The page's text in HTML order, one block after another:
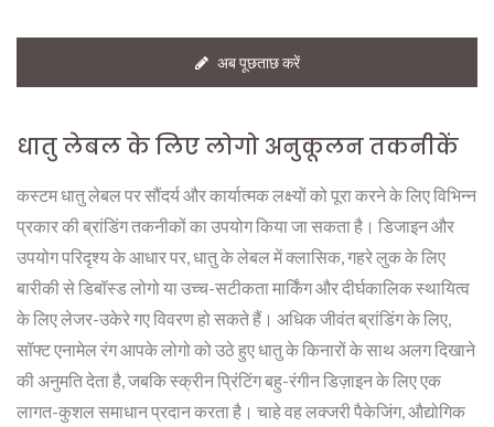
अब पूछताछ करें
धातु लेबल के लिए लोगो अनुकूलन तकनीकें
कस्टम धातु लेबल पर सौंदर्य और कार्यात्मक लक्ष्यों को पूरा करने के लिए विभिन्न
प्रकार की ब्रांडिंग तकनीकों का उपयोग किया जा सकता है। डिजाइन और
उपयोग परिदृश्य के आधार पर, धातु के लेबल में क्लासिक, गहरे लुक के लिए
बारीकी से डिबॉस्ड लोगो या उच्च-सटीकता मार्किंग और दीर्घकालिक स्थायित्व
के लिए लेजर-उकेरे गए विवरण हो सकते हैं। अधिक जीवंत ब्रांडिंग के लिए,
सॉफ्ट एनामेल रंग आपके लोगो को उठे हुए धातु के किनारों के साथ अलग दिखाने
की अनुमति देता है, जबकि स्क्रीन प्रिंटिंग बहु-रंगीन डिज़ाइन के लिए एक
लागत-कुशल समाधान प्रदान करता है। चाहे वह लक्जरी पैकेजिंग, औद्योगिक